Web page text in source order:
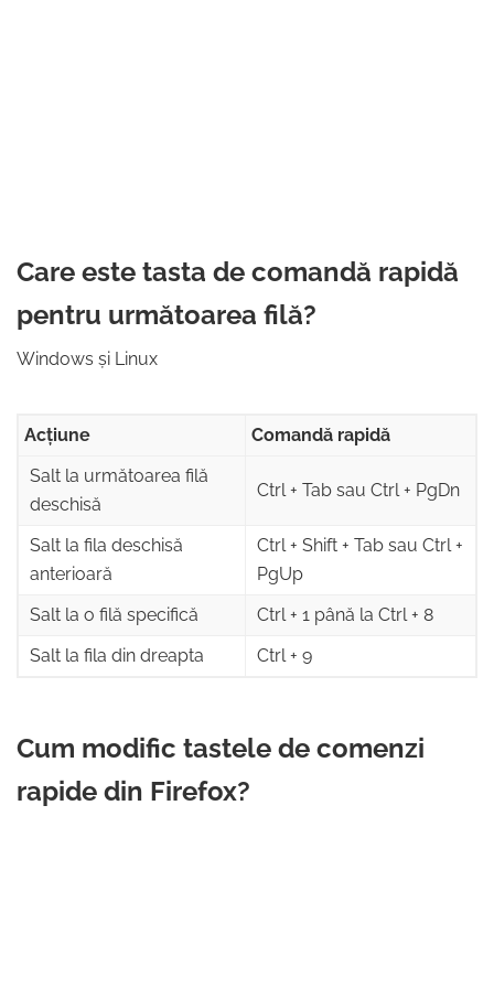
Care este tasta de comandă rapidă
pentru următoarea filă?
Windows și Linux
Acțiune
Comandă rapidă
Salt la următoarea filă
deschisă
Ctrl + Tab sau Ctrl + PgDn
Salt la fila deschisă
anterioară
Ctrl + Shift + Tab sau Ctrl +
PgUp
Salt la o filă specifică
Ctrl + 1 până la Ctrl + 8
Salt la fila din dreapta
Ctrl + 9
Cum modific tastele de comenzi
rapide din Firefox?